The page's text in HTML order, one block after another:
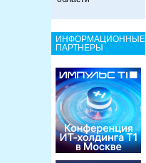
ИНФОРМАЦИОННЫЕ
ПАРТНЕРЫ